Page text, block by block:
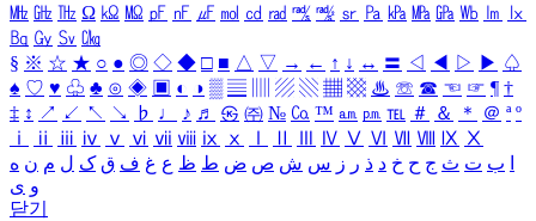
㎒ ㎓ ㎔ Ω ㏀ ㏁ ㎊ ㎋ ㎌ ㏖ ㏅ ㎭ ㎮ ㎯ ㏛ ㎩ ㎪ ㎫ ㎬ ㏝ ㏐
㏓
㏃ ㏉ ㏜ ㏆
§ ※ ☆ ★ ○ ● ◎ ◇ ◆ □ ■ △ ▽ → ← ↑ ↓ ↔ 〓 ◁ ◀ ▷ ▶ ♤
♠ ♡ ♥ ♧ ♣ ⊙ ◈ ▣ ◐ ◑ ▒ ▤ ▨ ▧ ▦ ▩ ♨ ☏ ☎ ☜ ☞ ¶ †
‡ ↕ ↗ ↙ ↖ ↘ ♭ ♩ ♪ ♬ ㉿ ㈜ № ㏇ ™ ㏂ ㏘ ℡ ＃ ＆ ＊ ＠ ª º
ⅰ
ⅱ ⅲ ⅳ ⅴ ⅵ ⅶ ⅷ ⅸ ⅹ Ⅳ Ⅴ Ⅵ Ⅶ Ⅷ Ⅸ Ⅹ
ب ت ث ج ح خ د ذ ر ز س ش ص ض ط ظ ع غ ف ق ک ل م ن ه
و ی
닫기